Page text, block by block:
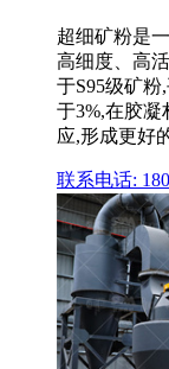
超细矿粉是
高细度、高
于S95级矿
于3%,在胶
应,形成更好
联系电话: